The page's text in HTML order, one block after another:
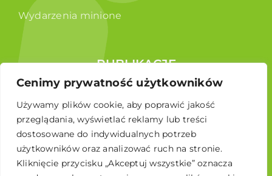
Cenimy prywatność użytkowników
Używamy plików cookie, aby poprawić jakość
przeglądania, wyświetlać reklamy lub treści
dostosowane do indywidualnych potrzeb
użytkowników oraz analizować ruch na stronie.
Kliknięcie przycisku „Akceptuj wszystkie” oznacza
Wydarzenia minione
PUBLIKACJE
Raporty
Broszura edukacyjna